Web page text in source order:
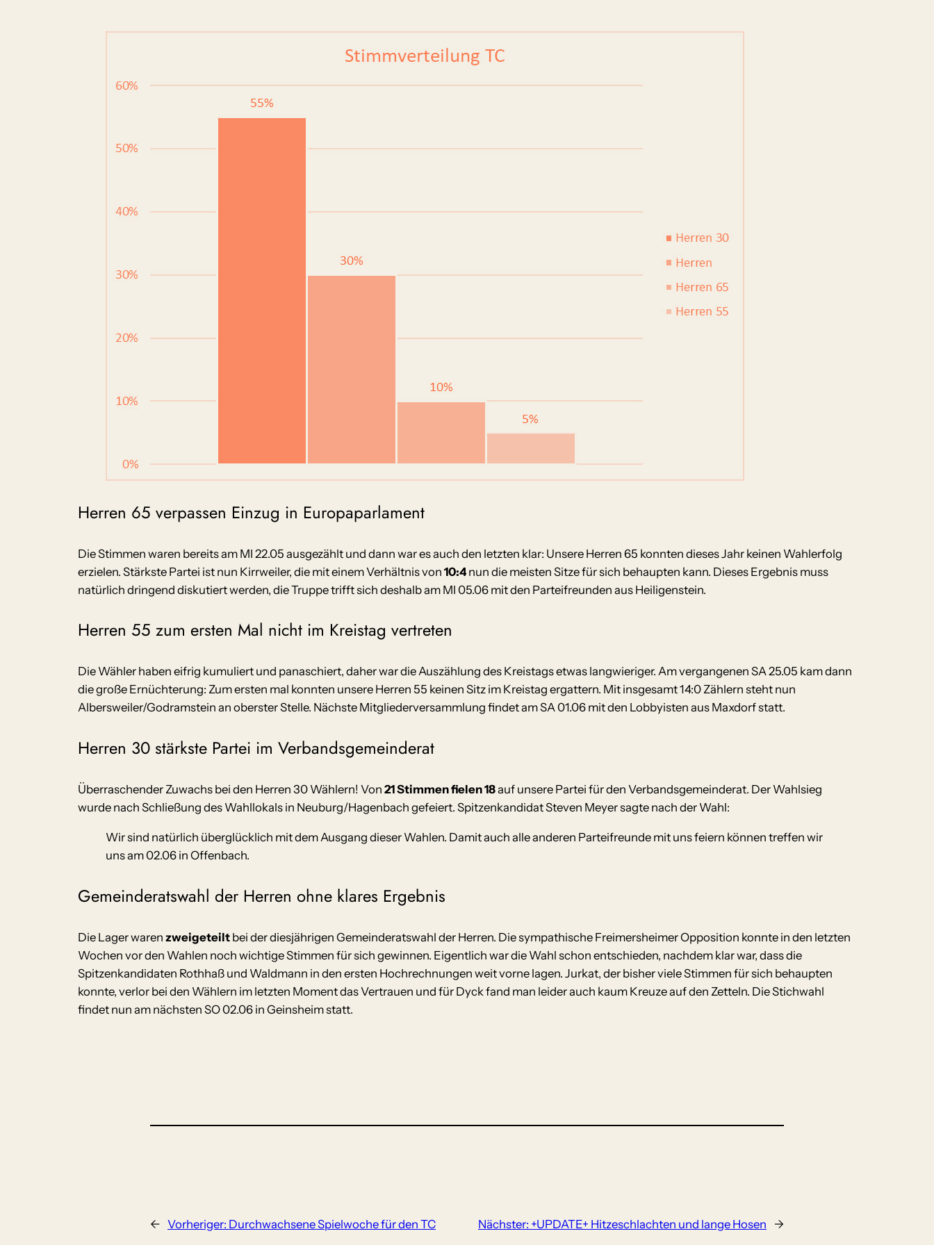
Herren 65 verpassen Einzug in Europaparlament
Die Stimmen waren bereits am MI 22.05 ausgezählt und dann war es auch den letzten klar: Unsere Herren 65 konnten dieses Jahr keinen Wahlerfolg
erzielen. Stärkste Partei ist nun Kirrweiler, die mit einem Verhältnis von 10:4nun die meisten Sitze für sich behaupten kann. Dieses Ergebnis muss
natürlich dringend diskutiert werden, die Truppe trifft sich deshalb am MI 05.06 mit den Parteifreunden aus Heiligenstein.
Herren 55 zum ersten Mal nicht im Kreistag vertreten
Die Wähler haben eifrig kumuliert und panaschiert, daher war die Auszählung des Kreistags etwas langwieriger. Am vergangenen SA 25.05 kam dann
die große Ernüchterung: Zum ersten mal konnten unsere Herren 55 keinen Sitz im Kreistag ergattern. Mit insgesamt 14:0 Zählern steht nun
Albersweiler/Godramstein an oberster Stelle. Nächste Mitgliederversammlung findet am SA 01.06 mit den Lobbyisten aus Maxdorf statt.
Herren 30 stärkste Partei im Verbandsgemeinderat
Überraschender Zuwachs bei den Herren 30 Wählern! Von 21 Stimmen fielen 18auf unsere Partei für den Verbandsgemeinderat. Der Wahlsieg
wurde nach Schließung des Wahllokals in Neuburg/Hagenbach gefeiert. Spitzenkandidat Steven Meyer sagte nach der Wahl:
Wir sind natürlich überglücklich mit dem Ausgang dieser Wahlen. Damit auch alle anderen Parteifreunde mit uns feiern können treffen wir
uns am 02.06 in Offenbach.
Gemeinderatswahl der Herren ohne klares Ergebnis
Die Lager waren zweigeteilt bei der diesjährigen Gemeinderatswahl der Herren. Die sympathische Freimersheimer Opposition konnte in den letzten
Wochen vor den Wahlen noch wichtige Stimmen für sich gewinnen. Eigentlich war die Wahl schon entschieden, nachdem klar war, dass die
Spitzenkandidaten Rothhaß und Waldmann in den ersten Hochrechnungen weit vorne lagen. Jurkat, der bisher viele Stimmen für sich behaupten
konnte, verlor bei den Wählern im letzten Moment das Vertrauen und für Dyck fand man leider auch kaum Kreuze auf den Zetteln. Die Stichwahl
findet nun am nächsten SO 02.06 in Geinsheim statt.
← Vorheriger: Durchwachsene Spielwoche für den TC Nächster: +UPDATE+ Hitzeschlachten und lange Hosen →